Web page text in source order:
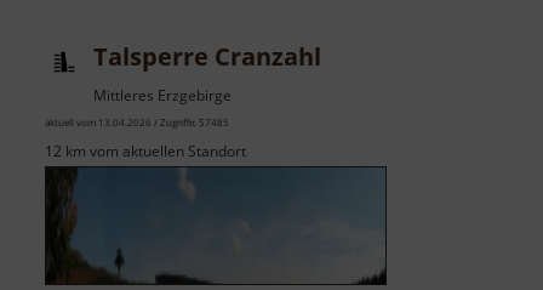
Talsperre Cranzahl
Mittleres Erzgebirge
aktuell vom 13.04.2026 / Zugriffe: 57485
12 km vom aktuellen Standort